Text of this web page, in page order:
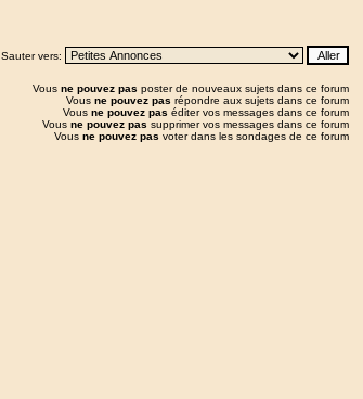
Sauter vers:
Vous ne pouvez pas poster de nouveaux sujets dans ce forum
Vous ne pouvez pas répondre aux sujets dans ce forum
Vous ne pouvez pas éditer vos messages dans ce forum
Vous ne pouvez pas supprimer vos messages dans ce forum
Vous ne pouvez pas voter dans les sondages de ce forum